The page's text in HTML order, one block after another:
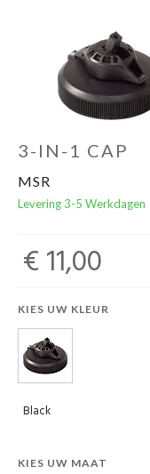
Promo
3-IN-1 CAP
MSR
Levering 3-5 Werkdagen
€ 11,00
KIES UW KLEUR
Black
KIES UW MAAT